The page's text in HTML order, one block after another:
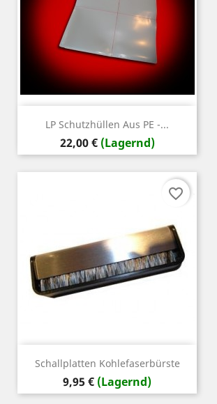
LP Schutzhüllen Aus PE -...
Preis
22,00 € (Lagernd)
Schallplatten Kohlefaserbürste
Preis
9,95 € (Lagernd)
favorite_border